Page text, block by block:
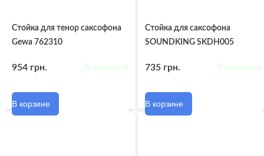
Стойка для тенор саксофона
Gewa 762310
954 грн. В наявності
В корзине
Стойка для саксофона
SOUNDKING SKDH005
735 грн. В наявності
В корзине